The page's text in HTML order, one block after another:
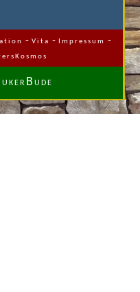
- Vita - Impressum -
UKER B UDE